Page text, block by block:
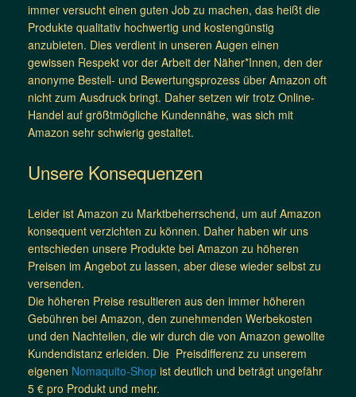
immer versucht einen guten Job zu machen, das heißt die
Produkte qualitativ hochwertig und kostengünstig
anzubieten. Dies verdient in unseren Augen einen
gewissen Respekt vor der Arbeit der Näher*Innen, den der
anonyme Bestell- und Bewertungsprozess über Amazon oft
nicht zum Ausdruck bringt. Daher setzen wir trotz Online-
Handel auf größtmögliche Kundennähe, was sich mit
Amazon sehr schwierig gestaltet.
Unsere Konsequenzen
Leider ist Amazon zu Marktbeherrschend, um auf Amazon
konsequent verzichten zu können. Daher haben wir uns
entschieden unsere Produkte bei Amazon zu höheren
Preisen im Angebot zu lassen, aber diese wieder selbst zu
versenden.
Die höheren Preise resultieren aus den immer höheren
Gebühren bei Amazon, den zunehmenden Werbekosten
und den Nachteilen, die wir durch die von Amazon gewollte
Kundendistanz erleiden. Die Preisdifferenz zu unserem
eigenen Nomaquito-Shop ist deutlich und beträgt ungefähr
5 € pro Produkt und mehr.